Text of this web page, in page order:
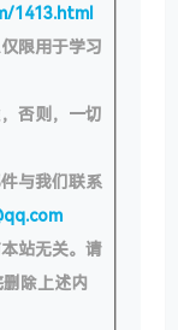
1413.html
限用于学习
否则，一切
与我们联系
站无关。请
除上述内